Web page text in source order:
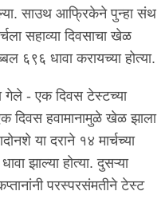
साउथ आफ्रिकेने पुन्हा संथ
सहाव्या दिवसाचा खेळ
६९६ धावा करायच्या होत्या.
गेले - एक दिवस टेस्टच्या
दिवस हवामानामुळे खेळ झाला
या दराने १४ मार्चच्या
झाल्या होत्या. दुसऱ्या
परस्परसंमतीने टेस्ट